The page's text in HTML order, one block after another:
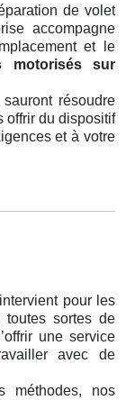
de volet
accompagne
et le
motorisés
sur
résoudre
offrir du dispositif
et à votre
pour les
toutes sortes de
une service
avec de
méthodes, nos